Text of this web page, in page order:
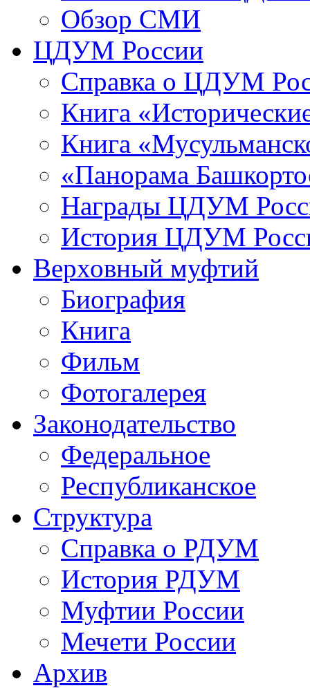
Обзор СМИ
ЦДУМ России
Справка о ЦДУМ
Книга
Книга
«Панорама
Награды ЦДУМ
История ЦДУМ
Верховный муфтий
Биография
Книга
Фильм
Фотогалерея
Законодательство
Федеральное
Республиканское
Структура
Справка о РДУМ
История РДУМ
Муфтии России
Мечети России
Архив